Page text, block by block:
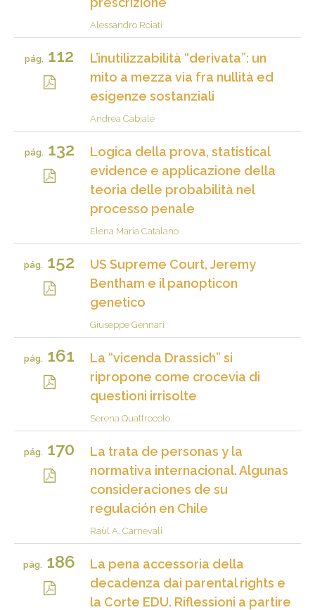
Alessandro Roiati
pág. 112
L’inutilizzabilità “derivata”: un
mito a mezza via fra nullità ed
esigenze sostanziali
Andrea Cabiale
pág.132
Logica della prova, statistical
evidence e applicazione della
teoria delle probabilità nel
processo penale
Elena Maria Catalano
pág. 152
US Supreme Court, Jeremy
Bentham e il panopticon
genetico
Giuseppe Gennari
pág. 161
La “vicenda Drassich” si
ripropone come crocevia di
questioni irrisolte
Serena Quattrocolo
pág. 170
La trata de personas y la
normativa internacional. Algunas
consideraciones de su
regulación en Chile
Raùl A. Carnevali
pág. 186
La pena accessoria della
decadenza dai parental rights e
la Corte EDU. Riflessioni a partire